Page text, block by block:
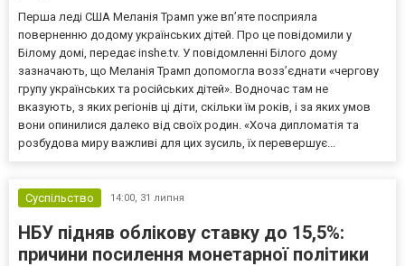
Перша леді США Меланія Трамп уже впʼяте посприяла
поверненню додому українських дітей. Про це повідомили у
Білому домі, передає inshe.tv. У повідомленні Білого дому
зазначають, що Меланія Трамп допомогла возз’єднати «чергову
групу українських та російських дітей». Водночас там не
вказують, з яких регіонів ці діти, скільки їм років, і за яких умов
вони опинилися далеко від своїх родин. «Хоча дипломатія та
розбудова миру важливі для цих зусиль, їх перевершує...
Суспільство 14:00, 31 липня
НБУ підняв облікову ставку до 15,5%:
причини посилення монетарної політики